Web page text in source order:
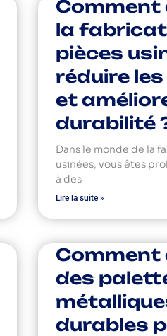
Comment
la
pièces
réduire
et
durabilité
Dans le monde de la
usinées, vous êtes
à des
Lire la suite »
Comment
des
durables